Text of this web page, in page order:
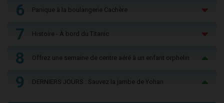
6 Panique à la boulangerie Cachère
7 Histoire - À bord du Titanic
8 Offrez une semaine de centre aéré à un enfant orphelin
9 DERNIERS JOURS : Sauvez la jambe de Yohan